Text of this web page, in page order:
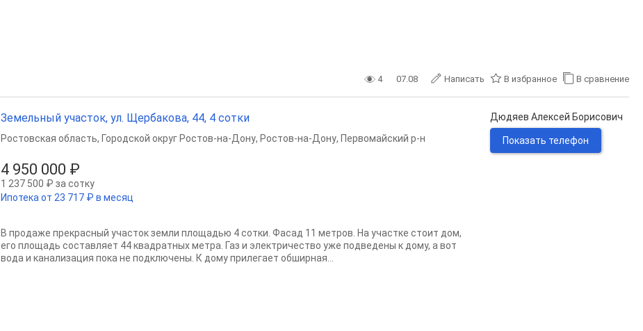
4 07.08 Написать В избранное В сравнение
Земельный участок, ул. Щербакова, 44, 4 сотки
4 950 000 ₽
1 237 500 ₽ за сотку
Ипотека от 23 717 ₽ в месяц
Ростовская область, Городской округ Ростов-на-Дону, Ростов-на-Дону, Первомайский р-н
В продаже прекрасный участок земли площадью 4 сотки. Фасад 11 метров. На участке стоит дом,
его площадь составляет 44 квадратных метра. Газ и электричество уже подведены к дому, а вот
вода и канализация пока не подключены. К дому прилегает обширная...
Дюдяев Алексей Борисович
Показать телефон